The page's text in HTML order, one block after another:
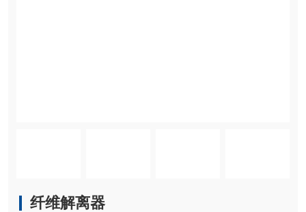
纤维解离器